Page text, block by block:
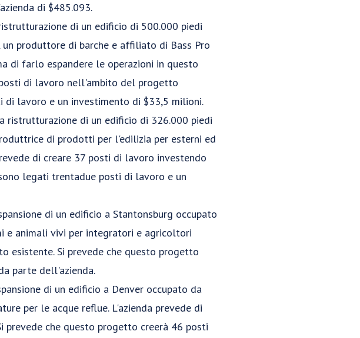
di $485.093.
di un edificio di 500.000 piedi
produttore di barche e affiliato di Bass Pro
di farlo espandere le operazioni in questo
di lavoro nell'ambito del progetto
lavoro e un investimento di $33,5 milioni.
ristrutturazione di un edificio di 326.000 piedi
di prodotti per l'edilizia per esterni ed
di creare 37 posti di lavoro investendo
legati trentadue posti di lavoro e un
di un edificio a Stantonsburg occupato
e animali vivi per integratori e agricoltori
esistente. Si prevede che questo progetto
parte dell'azienda.
di un edificio a Denver occupato da
per le acque reflue. L'azienda prevede di
che questo progetto creerà 46 posti